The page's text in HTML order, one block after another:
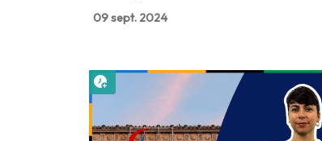
09 sept. 2024
Lire plus tard